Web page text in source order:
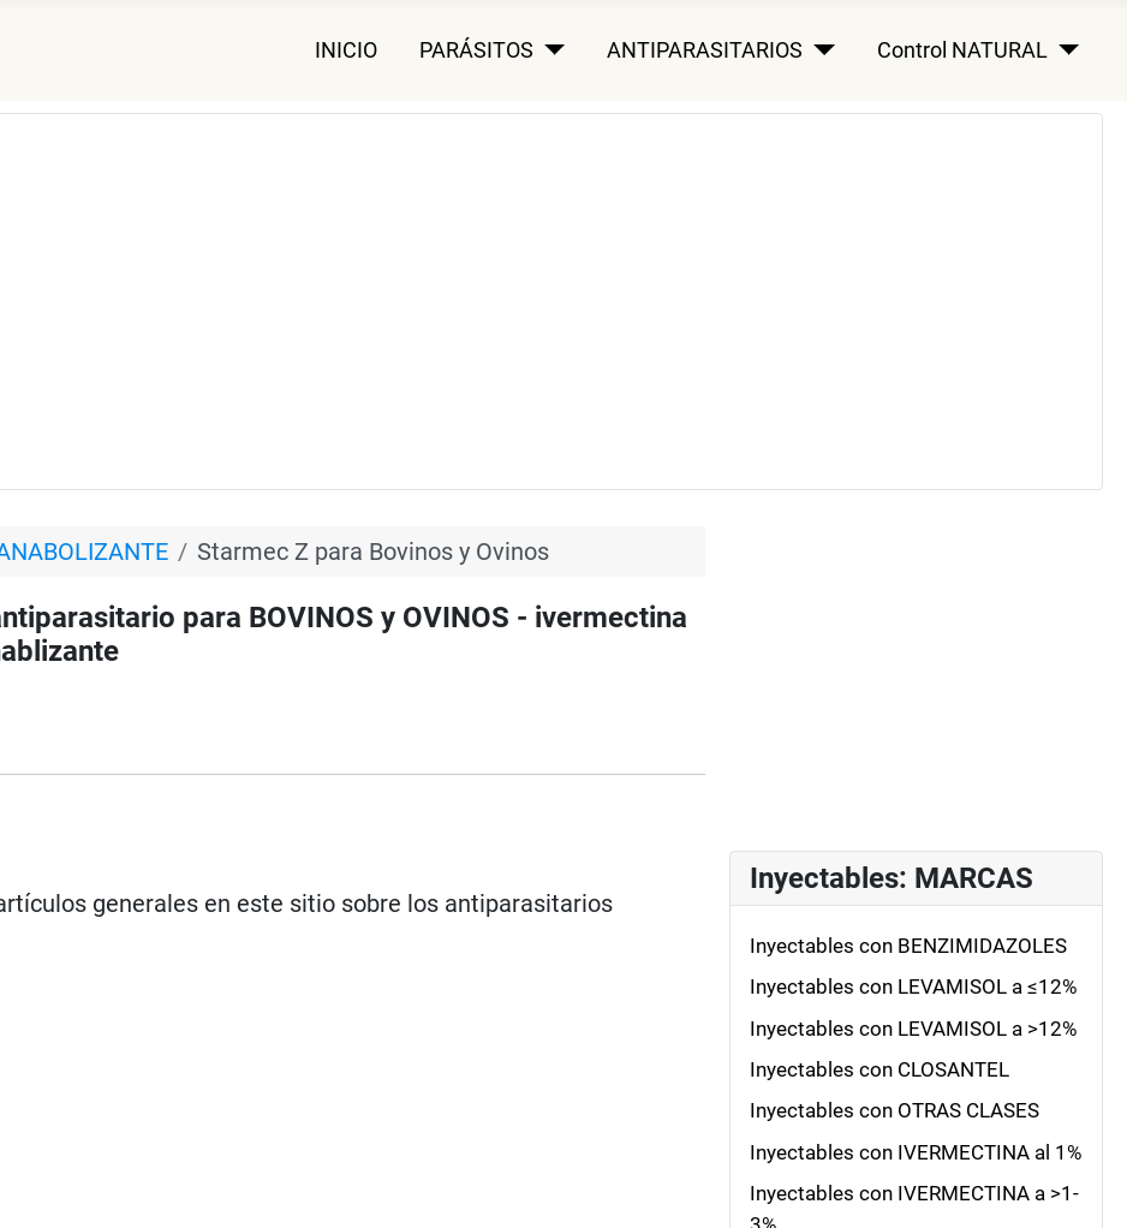
INICIO PARÁSITOS ANTIPARASITARIOS Control NATURAL
Starmec Z para Bovinos y Ovinos
para BOVINOS y OVINOS - ivermectina
generales en este sitio sobre los antiparasitarios
Inyectables: MARCAS
Inyectables con BENZIMIDAZOLES
Inyectables con LEVAMISOL a ≤12%
Inyectables con LEVAMISOL a >12%
Inyectables con CLOSANTEL
Inyectables con OTRAS CLASES
Inyectables con IVERMECTINA al 1%
Inyectables con IVERMECTINA a >1-